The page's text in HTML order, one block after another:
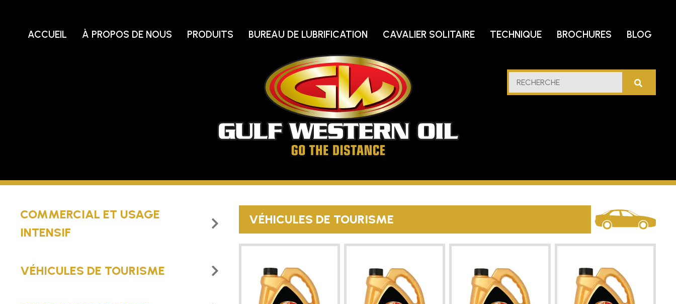
Aller
la
démarche
ACCUEIL À PROPOS DE NOUS PRODUITS BUREAU DE LUBRIFICATION CAVALIER SOLITAIRE TECHNIQUE BROCHURES BLOG
RECHERCHE
COMMERCIAL ET USAGE
INTENSIF
VÉHICULES DE TOURISME
VÉHICULES DE TOURISME